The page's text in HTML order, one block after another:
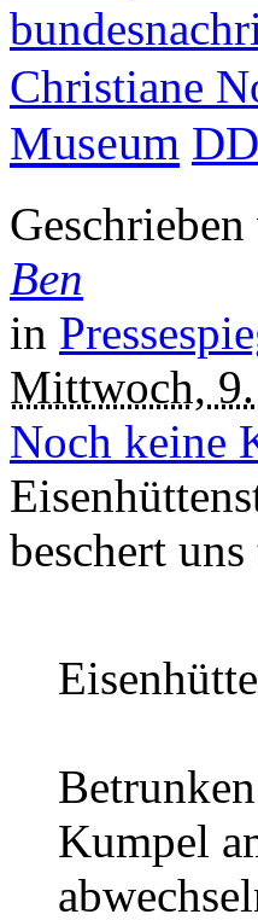
Christiane
Museum
Ben
in
Mittwoch,
Noch keine
beschert
Kumpel